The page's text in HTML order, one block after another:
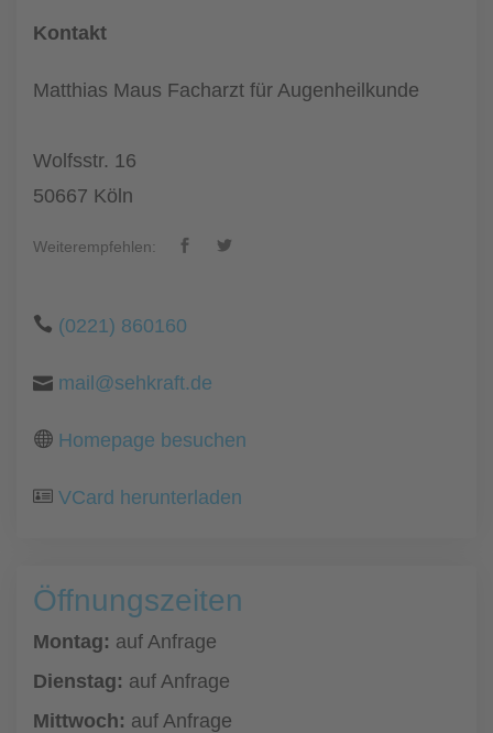
Kontakt
Matthias Maus Facharzt für Augenheilkunde
Wolfsstr. 16
50667 Köln
Weiterempfehlen:
(0221) 860160
mail@sehkraft.de
Homepage besuchen
VCard herunterladen
Öffnungszeiten
Montag: auf Anfrage
Dienstag: auf Anfrage
Mittwoch: auf Anfrage